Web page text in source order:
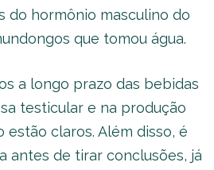
do hormônio masculino do
que tomou água.
a longo prazo das bebidas
testicular e na produção
claros. Além disso, é
antes de tirar conclusões, já